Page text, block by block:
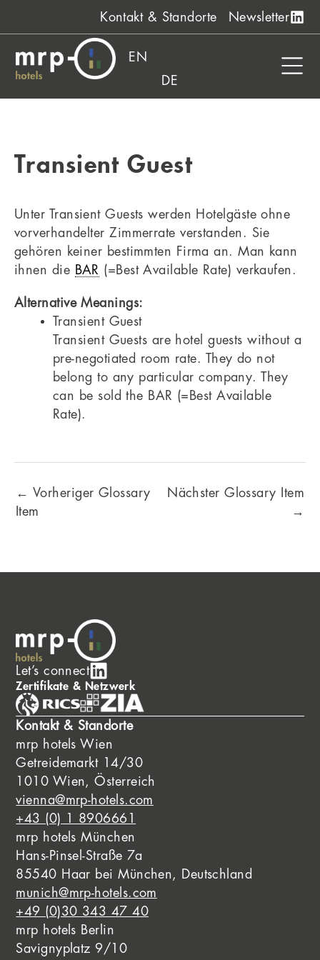
Kontakt & Standorte Newsletter
EN
DE
Transient Guest
Unter Transient Guests werden Hotelgäste ohne
vorverhandelter Zimmerrate verstanden. Sie
gehören keiner bestimmten Firma an. Man kann
ihnen die BAR (=Best Available Rate) verkaufen.
Alternative Meanings:
Transient Guest
Transient Guests are hotel guests without a
pre-negotiated room rate. They do not
belong to any particular company. They
can be sold the BAR (=Best Available
Rate).
← Vorheriger Glossary
Item
Nächster Glossary Item
→
Let’s connect
Zertifikate & Netzwerk
Kontakt & Standorte
mrp hotels Wien
Getreidemarkt 14/30
1010 Wien, Österreich
vienna@mrp-hotels.com
+43 (0) 1 8906661
mrp hotels München
Hans-Pinsel-Straße 7a
85540 Haar bei München, Deutschland
munich@mrp-hotels.com
+49 (0)30 343 47 40
mrp hotels Berlin
Savignyplatz 9/10